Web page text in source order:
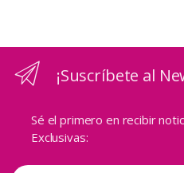
¡Suscríbete al
Sé el primero en recibir
Exclusivas: